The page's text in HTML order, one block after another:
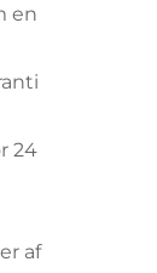
en
24
af